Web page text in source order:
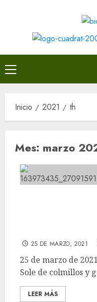
contenido
Menú
principal
Inicio 2021 th
Mes: marzo
Nuestra
colmillos y
nos escribe
25 DE MARZO, 2021
25 de marzo de
Sole de colmillos y
LEER MÁS